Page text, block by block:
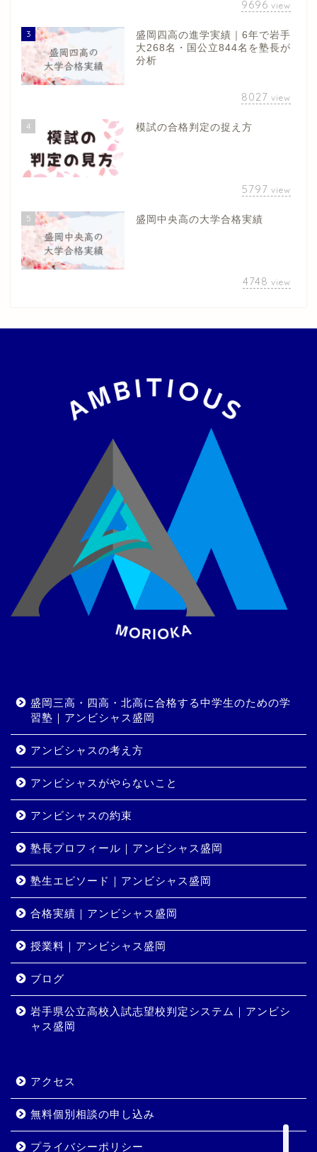
9696 view
3
盛岡四高の進学実績｜6年で岩手
大268名・国公立844名を塾長が
分析
8027 view
4 模試の合格判定の捉え方
5797 view
5 盛岡中央高の大学合格実績
4748 view
盛岡三高・四高・北高に合格する中学生のための学
習塾｜アンビシャス盛岡
アンビシャスの考え方
アンビシャスがやらないこと
アンビシャスの約束
塾長プロフィール｜アンビシャス盛岡
塾生エピソード｜アンビシャス盛岡
合格実績｜アンビシャス盛岡
授業料｜アンビシャス盛岡
ブログ
岩手県公立高校入試志望校判定システム｜アンビシ
ャス盛岡
アクセス
無料個別相談の申し込み
プライバシーポリシー
コース・料金
岩手県公立高校入試志望校
判定システム｜アンビシャ